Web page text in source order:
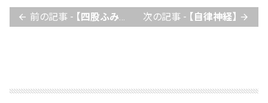
arrow_back 前の記事 - 【四股ふみをやったこと有りますか】 次の記事 - 【自律神経】 arrow_forward